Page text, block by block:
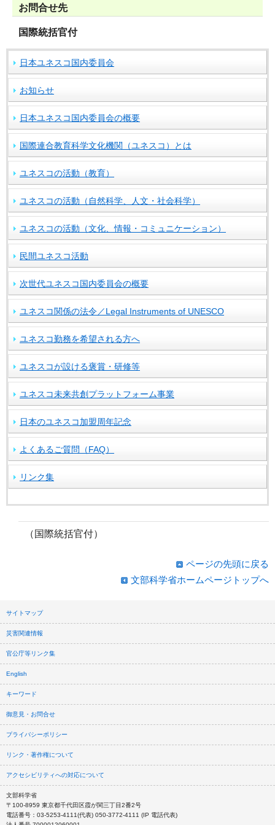
お問合せ先
国際統括官付
日本ユネスコ国内委員会
お知らせ
日本ユネスコ国内委員会の概要
国際連合教育科学文化機関（ユネスコ）とは
ユネスコの活動（教育）
ユネスコの活動（自然科学、人文・社会科学）
ユネスコの活動（文化、情報・コミュニケーション）
民間ユネスコ活動
次世代ユネスコ国内委員会の概要
ユネスコ関係の法令／Legal Instruments of UNESCO
ユネスコ勤務を希望される方へ
ユネスコが設ける褒賞・研修等
ユネスコ未来共創プラットフォーム事業
日本のユネスコ加盟周年記念
よくあるご質問（FAQ）
リンク集
（国際統括官付）
ページの先頭に戻る
文部科学省ホームページトップへ
サイトマップ
災害関連情報
官公庁等リンク集
English
キーワード
御意見・お問合せ
プライバシーポリシー
リンク・著作権について
アクセシビリティへの対応について
文部科学省
〒100-8959 東京都千代田区霞が関三丁目2番2号
電話番号：03-5253-4111(代表) 050-3772-4111 (IP 電話代表)